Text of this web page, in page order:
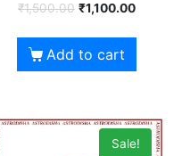
₹1,500.00 ₹1,100.00
Add to cart
Sale!